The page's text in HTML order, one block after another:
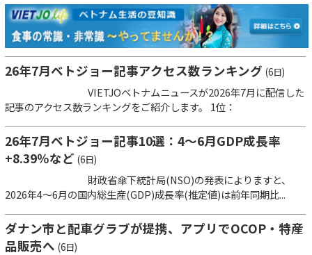
26年7月ベトジョー記事アクセス数ランキング (6日)
VIETJOベトナムニュースが2026年7月に配信した
記事のアクセス数ランキングをご紹介します。 1位：
26年7月ベトジョー記事10選：4～6月GDP成長率
+8.39％など (6日)
財政省傘下統計局(NSO)の発表によりますと、
2026年4～6月の国内総生産(GDP)成長率(推定値)は前年同期比...
ダナン市と配車グラブが提携、アプリでOCOP・特産
品販売へ (6日)